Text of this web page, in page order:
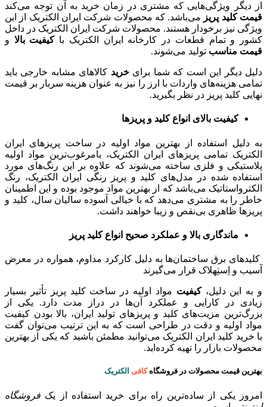
از دیگر ویژگی‌هایی که مشتری در زمان خرید به آن توجه می‌کند
قیمت کلید پریز می‌باشد. که محصولات شرکت ایران الکتریک از این
ویژگی نیز برخودار هستند. محصولات شرکت ایران الکتریک در داخل
کشور و تمام قطعات در کارخانه ایران الکتریک باکیفیت بالا و
قیمت مناسب تولید می‌شوند.
دلیل دیگر این است که شما برایخرید کالاهای مشابه خارجی باید
تمامی هزینه‌های واردات با ارز را نیز به عنوان هزینه سربار بر قیمت
نهایی کلید پریز در نظر بگیرید.
کیفیت بالای انواع کلید و پریزها
به دلیل استفاده از بهترین مواد اولیه در ساخت پریزهای ایران
الکتریک تمامی پریزهای ایران الکتریک، بامرغوب‌ترین مواد اولیه
پلاستیکی و فلزی ساخته می‌شوند که علاوه بر این رنگ‌های مورد
استفاده شده در مدل‌های کلید و پریز رنگی ایران الکتریک، رنگ
الکترواستاتیک می‌باشد که از بهترین مواد موجود بوده و این اطمینان
خاطر را به مشتری می‌دهد که با خیالی آسوده سالیان سال، کلید و
پریزها ظاهری بی‌نقص و زیبا خواهند داشت.
ماندگاری بالا و عملکرد صحیح انواع کلید پریز
کلیدهای برق ساختمان‌ها به دلیل کارکرد مداوم، همواره در معرض
آسیب و اِستِهلاک قرار می‌گیرند
و به این دلیل،کیفیت مواد اولیه در ساخت کلید پریز تأثیر بسیار
زیادی در کارایی و عملکرد آن‌ها در دراز مدت دارد. یکی از
بزرگ‌ترین مزیت‌های کلید و پریزهای تولید ایران، بالا بودن کیفیت
مواد اولیه و دقت در طراحی است که به این ترتیب می‌توان گفت
با خرید کلید ایران الکتریک می‌توانید مطمئن باشید که یکی از بهترین
محصولات بازار را تهیه کرده‌اید.
بهترین قیمت محصولات در فروشگاهکافی الکتریک
امروز یکی از ساده‌ترین راه برای خرید استفاده از یک فروشگاه